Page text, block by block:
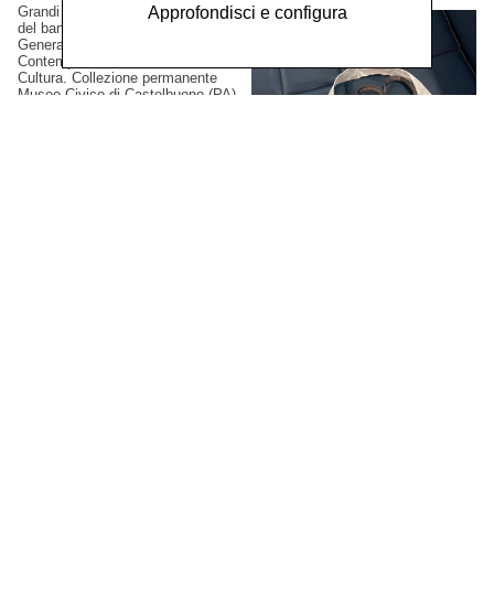
Grandi formati. Progetto vincitore
del bando PAC2021, Direzione
Generale Creatività
Contemporanea del Ministero della
Cultura. Collezione permanente
Museo Civico di Castelbuono (PA),
Approfondisci e configura